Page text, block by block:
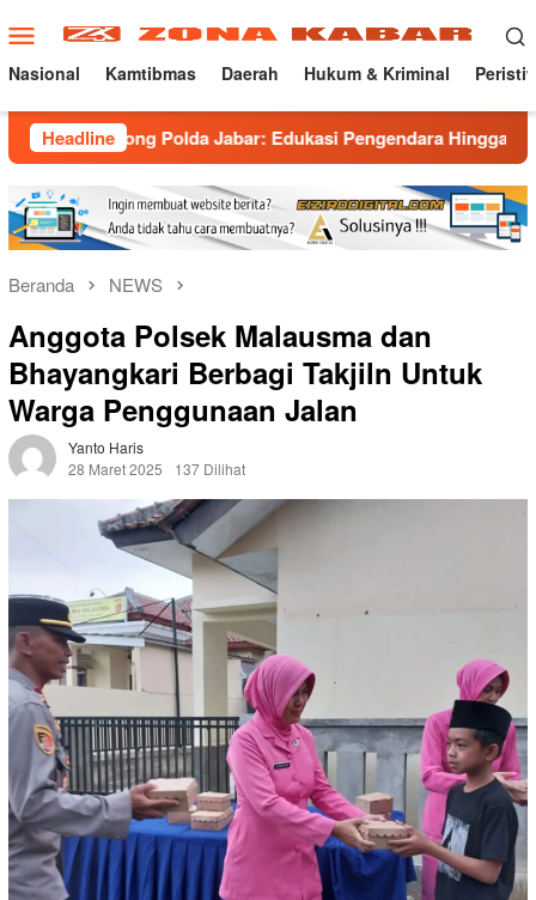
ke
konten
Menu
Mobile
Nasional Kamtibmas Daerah Hukum & Kriminal
Headline
Polda Jabar: Edukasi Pengendara Hingga Ganti Knalpot
Beranda NEWS
Anggota Polsek Malausma dan
Bhayangkari Berbagi Takjiln Untuk
Warga Penggunaan Jalan
Yanto Haris
28 Maret 2025
137 Dilihat